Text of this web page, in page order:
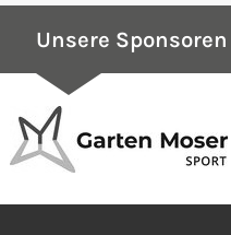
Unsere Sponsoren